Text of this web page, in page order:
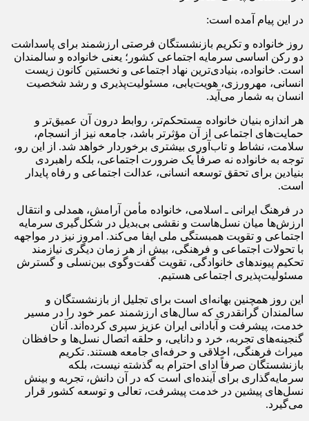
در این پیام آمده است:
روز خانواده و تکریم بازنشستگان فرصتی ارزشمند برای پاسداشت
دو رکن اساسی سرمایه اجتماعی کشور؛ یعنی خانواده و سالمندان
است. خانواده، بنیادی‌ترین نهاد اجتماعی و نخستین کانون زیست
انسانی، مهرورزی، هویت‌یابی، مسئولیت‌پذیری و رشد شخصیت
انسان به شمار می‌آید.
هر اندازه بنیان خانواده مستحکم‌تر، روابط درون آن عمیق‌تر و
حمایت‌های اجتماعی از آن مؤثرتر باشد، جامعه نیز از انسجام،
سلامت، نشاط و تاب‌آوری بیشتری برخوردار خواهد شد. از این رو،
توجه به خانواده نه صرفاً یک ضرورت اجتماعی، بلکه راهبردی
بنیادین برای تحقق توسعه انسانی، عدالت اجتماعی و رفاه پایدار
است.
در فرهنگ ایرانی ـ اسلامی، خانواده مأمن آرامش، همدلی و انتقال
ارزش‌ها میان نسل‌هاست و نقشی بی‌بدیل در شکل‌گیری سرمایه
اجتماعی و تقویت همبستگی ملی ایفا می‌کند. امروز نیز در مواجهه
با تحولات اجتماعی و فرهنگی، بیش از هر زمان دیگری نیازمند
تحکیم پیوندهای خانوادگی، تقویت گفت‌وگوی بین‌نسلی و گسترش
مسئولیت‌پذیری اجتماعی هستیم.
این روز همچنین بهانه‌ای است برای تجلیل از بازنشستگان و
سالمندان گرانقدری که سال‌های ارزشمند عمر خود را در مسیر
خدمت، پیشرفت و آبادانی ایران عزیز سپری کرده‌اند. آنان
گنجینه‌های تجربه، خرد و دانایی، و حلقه اتصال نسل‌ها و حافظان
میراث فرهنگی، اخلاقی و حرفه‌ای جامعه هستند. تکریم
بازنشستگان صرفاً ادای احترام به گذشته نیست، بلکه
سرمایه‌گذاری برای آینده‌ای است که در آن دانش، تجربه و بینش
نسل‌های پیشین در خدمت پیشرفت، تعالی و توسعه کشور قرار
می‌گیرد.